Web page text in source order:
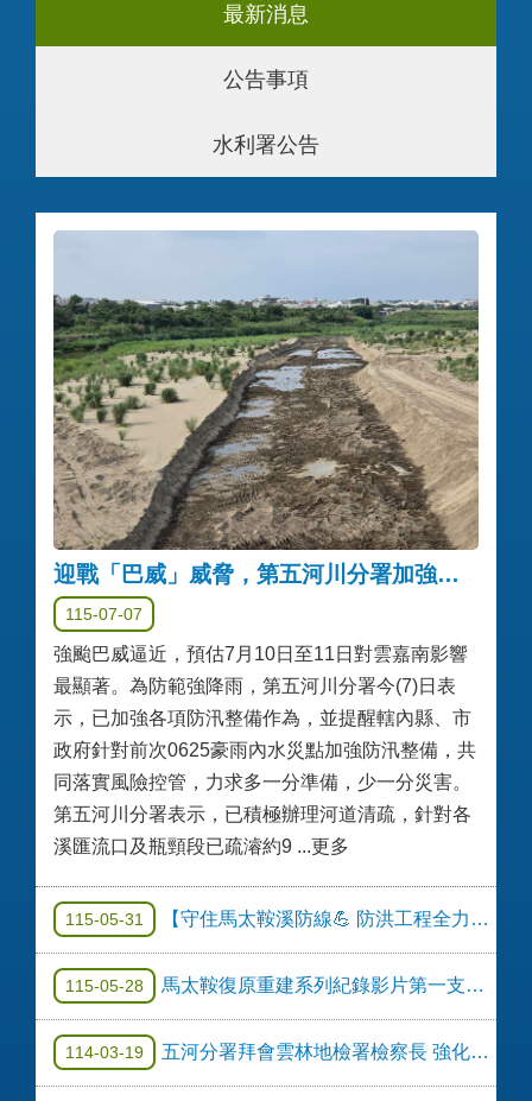
最新消息
公告事項
水利署公告
迎戰「巴威」威脅，第五河川分署加強防汛整備以確保轄區安全
115-07-07
強颱巴威逼近，預估7月10日至11日對雲嘉南影響
最顯著。為防範強降雨，第五河川分署今(7)日表
示，已加強各項防汛整備作為，並提醒轄內縣、市
政府針對前次0625豪雨內水災點加強防汛整備，共
同落實風險控管，力求多一分準備，少一分災害。
第五河川分署表示，已積極辦理河道清疏，針對各
溪匯流口及瓶頸段已疏濬約9 ...更多
115-05-31 【守住馬太鞍溪防線💪 防洪工程全力推進！】
115-05-28 馬太鞍復原重建系列紀錄影片第一支短片(名稱:馬太鞍加油、為下一場雨作準備)
114-03-19 五河分署拜會雲林地檢署檢察長 強化河川治理與執法合作